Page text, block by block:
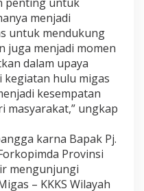
menjadi
untuk mendukung
juga menjadi momen
dalam upaya
hulu migas
kesempatan
masyarakat,” ungkap
karna Bapak Pj.
Provinsi
mengunjungi
– KKKS Wilayah